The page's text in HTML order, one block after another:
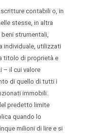
contabili o, in
stesse, in altra
strumentali,
individuale, utilizzati
titolo di proprietà e
– il cui valore
di quello di tutti i
immobili.
predetto limite
quando lo
milioni di lire e si